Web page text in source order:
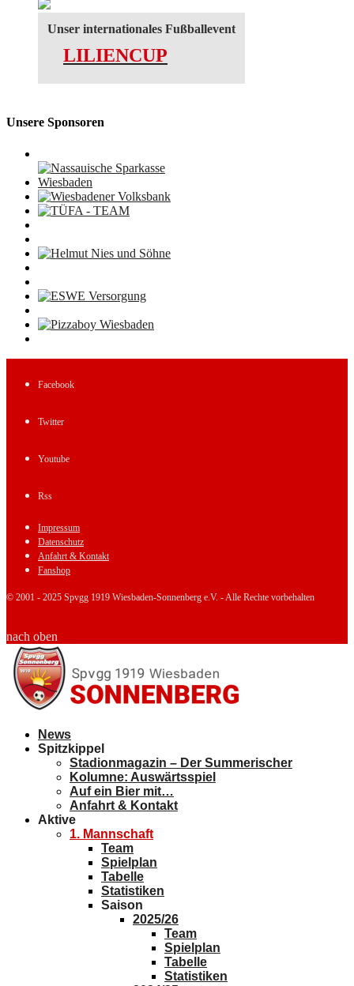
Unser internationales Fußballevent
LILIENCUP
Unsere Sponsoren
Facebook
Twitter
Youtube
Rss
Impressum
Datenschutz
Anfahrt & Kontakt
Fanshop
© 2001 - 2025 Spvgg 1919 Wiesbaden-Sonnenberg e.V. - Alle Rechte vorbehalten
nach oben
News
Spitzkippel
Stadionmagazin – Der Summerischer
Kolumne: Auswärtsspiel
Auf ein Bier mit…
Anfahrt & Kontakt
Aktive
1. Mannschaft
Team
Spielplan
Tabelle
Statistiken
Saison
2025/26
Team
Spielplan
Tabelle
Statistiken